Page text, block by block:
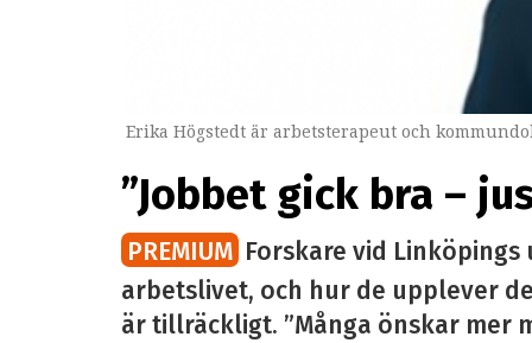
Erika Högstedt är arbetsterapeut och
”Jobbet gick bra –
PREMIUM Forskare vid
arbetslivet, och hur de upplever
är tillräckligt. ”Många önskar mer